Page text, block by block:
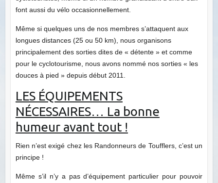
font aussi du vélo occasionnellement.
Même si quelques uns de nos membres s’attaquent aux
longues distances (25 ou 50 km), nous organisons
principalement des sorties dites de « détente » et comme
pour le cyclotourisme, nous avons nommé nos sorties « les
douces à pied » depuis début 2011.
LES ÉQUIPEMENTS
NÉCESSAIRES… La bonne
humeur avant tout !
Rien n’est exigé chez les Randonneurs de Toufflers, c’est un
principe !
Même s’il n’y a pas d’équipement particulier pour pouvoir